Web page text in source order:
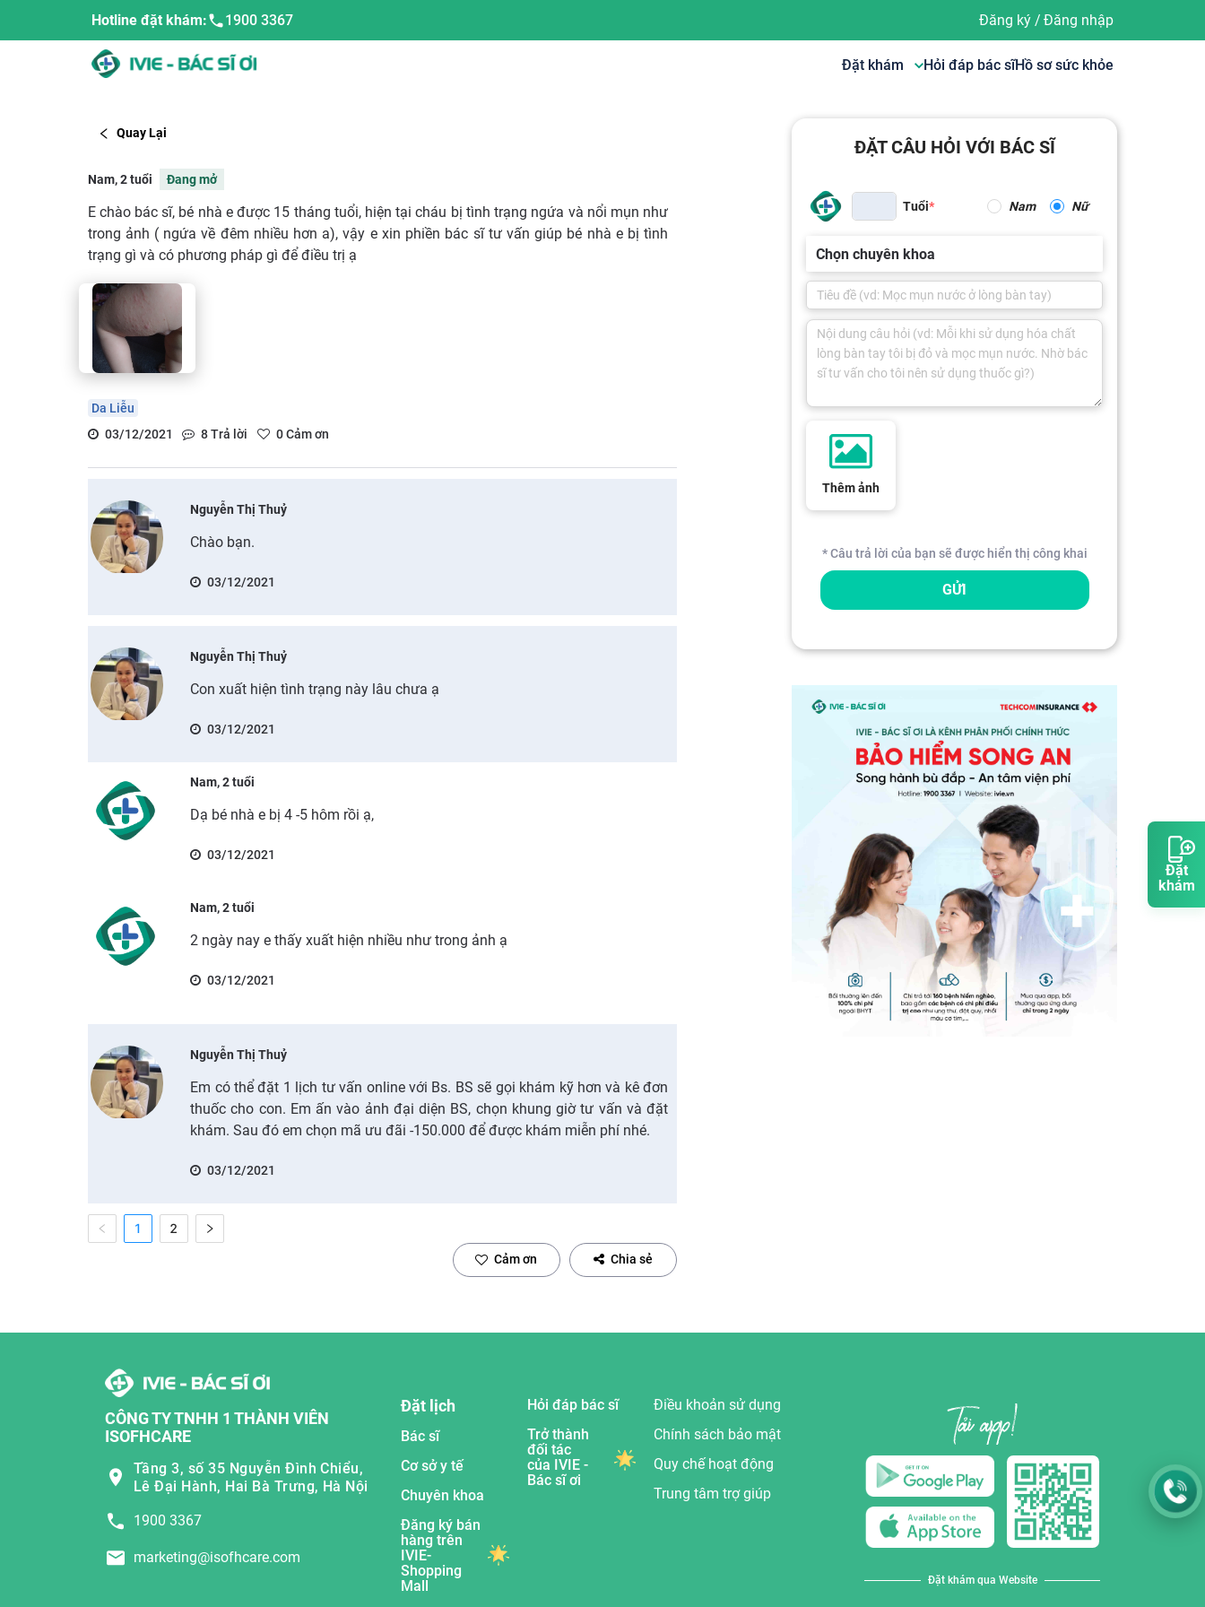
Đặt
khám
Hotline đặt khám: 1900 3367 Đăng ký/ Đăng nhập
Đặt khám Hỏi đáp bác sĩHồ sơ sức khỏe
Quay Lại
Nam, 2 tuổi Đang mở
E chào bác sĩ, bé nhà e được 15 tháng tuổi, hiện tại cháu bị tình trạng ngứa và nổi mụn như
trong ảnh ( ngứa về đêm nhiều hơn a), vậy e xin phiền bác sĩ tư vấn giúp bé nhà e bị tình
trạng gì và có phương pháp gì để điều trị ạ
Da Liễu
03/12/2021
8Trả lời 0Cảm ơn
Nguyễn Thị Thuỷ
Chào bạn.
03/12/2021
Nguyễn Thị Thuỷ
Con xuất hiện tình trạng này lâu chưa ạ
03/12/2021
Nam, 2 tuổi
Dạ bé nhà e bị 4 -5 hôm rồi ạ,
03/12/2021
Nam, 2 tuổi
2 ngày nay e thấy xuất hiện nhiều như trong ảnh ạ
03/12/2021
Nguyễn Thị Thuỷ
Em có thể đặt 1 lịch tư vấn online với Bs. BS sẽ gọi khám kỹ hơn và kê đơn
thuốc cho con. Em ấn vào ảnh đại diện BS, chọn khung giờ tư vấn và đặt
khám. Sau đó em chọn mã ưu đãi -150.000 để được khám miễn phí nhé.
03/12/2021
1 2
Cảm ơn Chia sẻ
ĐẶT CÂU HỎI VỚI BÁC SĨ
Tuổi Nam Nữ
Chọn chuyên khoa
Thêm ảnh
* Câu trả lời của bạn sẽ được hiển thị công khai
GỬI
CÔNG TY TNHH 1 THÀNH VIÊN
ISOFHCARE
Tầng 3, số 35 Nguyễn Đình Chiểu,
Lê Đại Hành, Hai Bà Trưng, Hà Nội
1900 3367
marketing@isofhcare.com
Đặt lịch
Bác sĩ
Cơ sở y tế
Chuyên khoa
Đăng ký bán
hàng trên
IVIE-
Shopping
Mall
Hỏi đáp bác sĩ
Trở thành
đối tác
của IVIE -
Bác sĩ ơi
Điều khoản sử dụng
Chính sách bảo mật
Quy chế hoạt động
Trung tâm trợ giúp
Đặt khám qua Website